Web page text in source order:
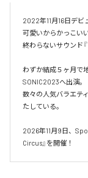
2022年11月16日デビ
可愛いからかっこい
終わらないサウンド『
わずか結成５ヶ月で
SONIC2023へ出演。
数々の人気バラエテ
たしている。
2026年11月9日、
Circus』を開催！